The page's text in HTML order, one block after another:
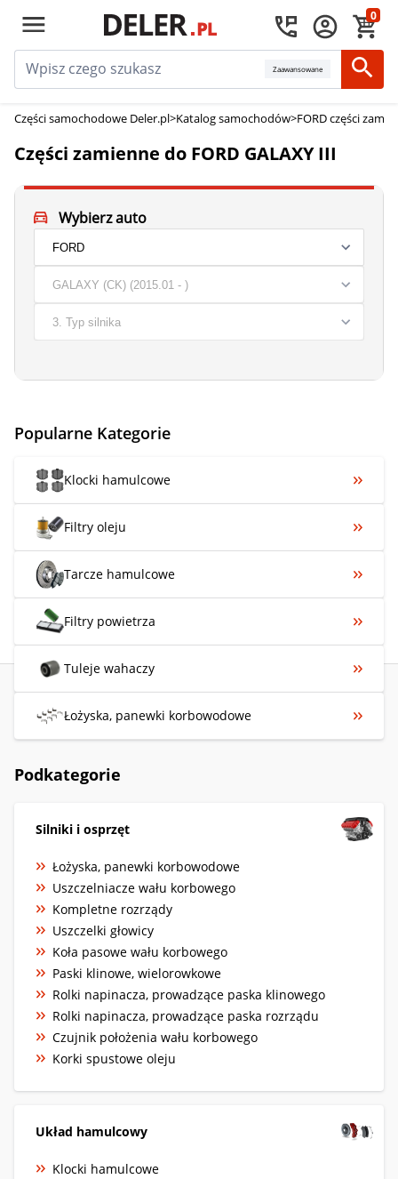
0
Zaawansowane
Części samochodowe Deler.pl>Katalog samochodów>FORD części
Części zamienne do FORD GALAXY III
Wybierz auto
Popularne Kategorie
Klocki hamulcowe
Filtry oleju
Tarcze hamulcowe
Filtry powietrza
Tuleje wahaczy
Łożyska, panewki korbowodowe
Podkategorie
Silniki i osprzęt
Łożyska, panewki korbowodowe
Uszczelniacze wału korbowego
Kompletne rozrządy
Uszczelki głowicy
Koła pasowe wału korbowego
Paski klinowe, wielorowkowe
Rolki napinacza, prowadzące paska klinowego
Rolki napinacza, prowadzące paska rozrządu
Czujnik położenia wału korbowego
Korki spustowe oleju
Układ hamulcowy
Klocki hamulcowe